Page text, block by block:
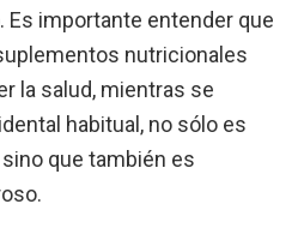
Es importante entender que
nutricionales
la salud, mientras se
habitual, no sólo es
que también es